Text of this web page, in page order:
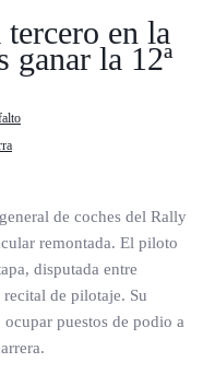
en la
ganar la 12ª
de coches del Rally
remontada. El piloto
disputada entre
de pilotaje. Su
puestos de podio a